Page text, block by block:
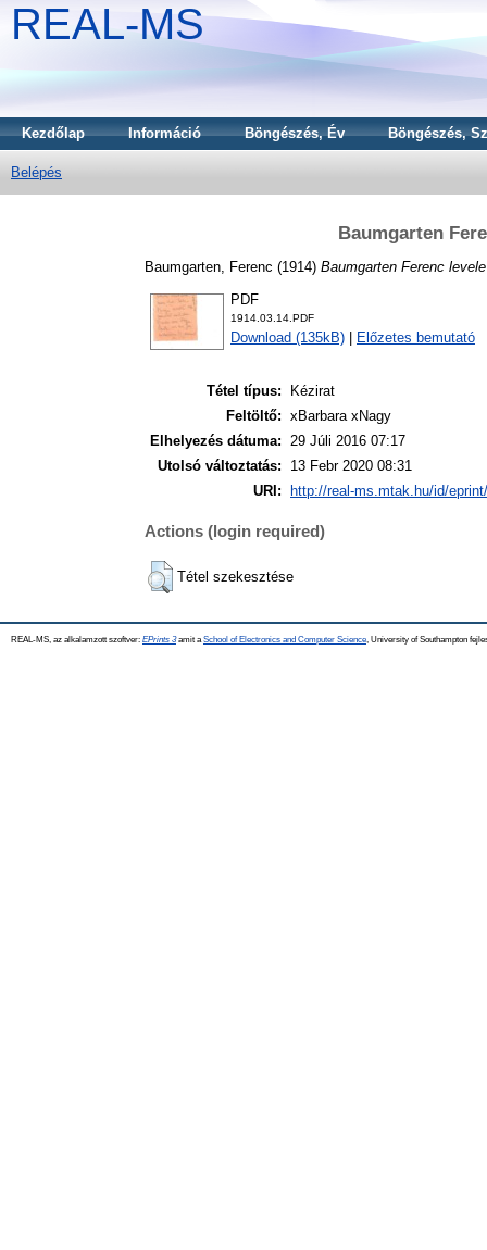
REAL-MS
Kezdőlap Információ Böngészés, Év Böngészés,
Belépés
Baumgarten
Baumgarten, Ferenc (1914) Baumgarten Ferenc
PDF
1914.03.14.PDF
Download (135kB) Előzetes bemutató
Tétel típus:
Kézirat
Feltöltő: xBarbara xNagy
Elhelyezés dátuma: 29 Júli 2016 07:17
Utolsó változtatás:
13 Febr 2020 08:31
URI:
http://real-ms.mtak.hu/id/
Actions (login required)
Tétel szekesztése
REAL-MS, az alkalamzott szoftver: EPrints 3amit a School of Electronics and Computer Science , University of Southampton